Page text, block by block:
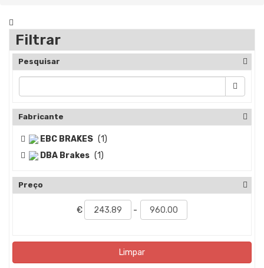
Filtrar
Pesquisar
Fabricante
EBC BRAKES (1)
DBA Brakes (1)
Preço
€ -
Limpar